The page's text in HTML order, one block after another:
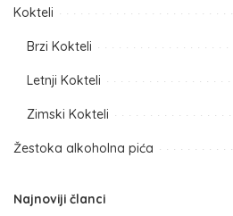
Kokteli
Brzi Kokteli
Letnji Kokteli
Zimski Kokteli
Žestoka alkoholna pića
Najnoviji članci